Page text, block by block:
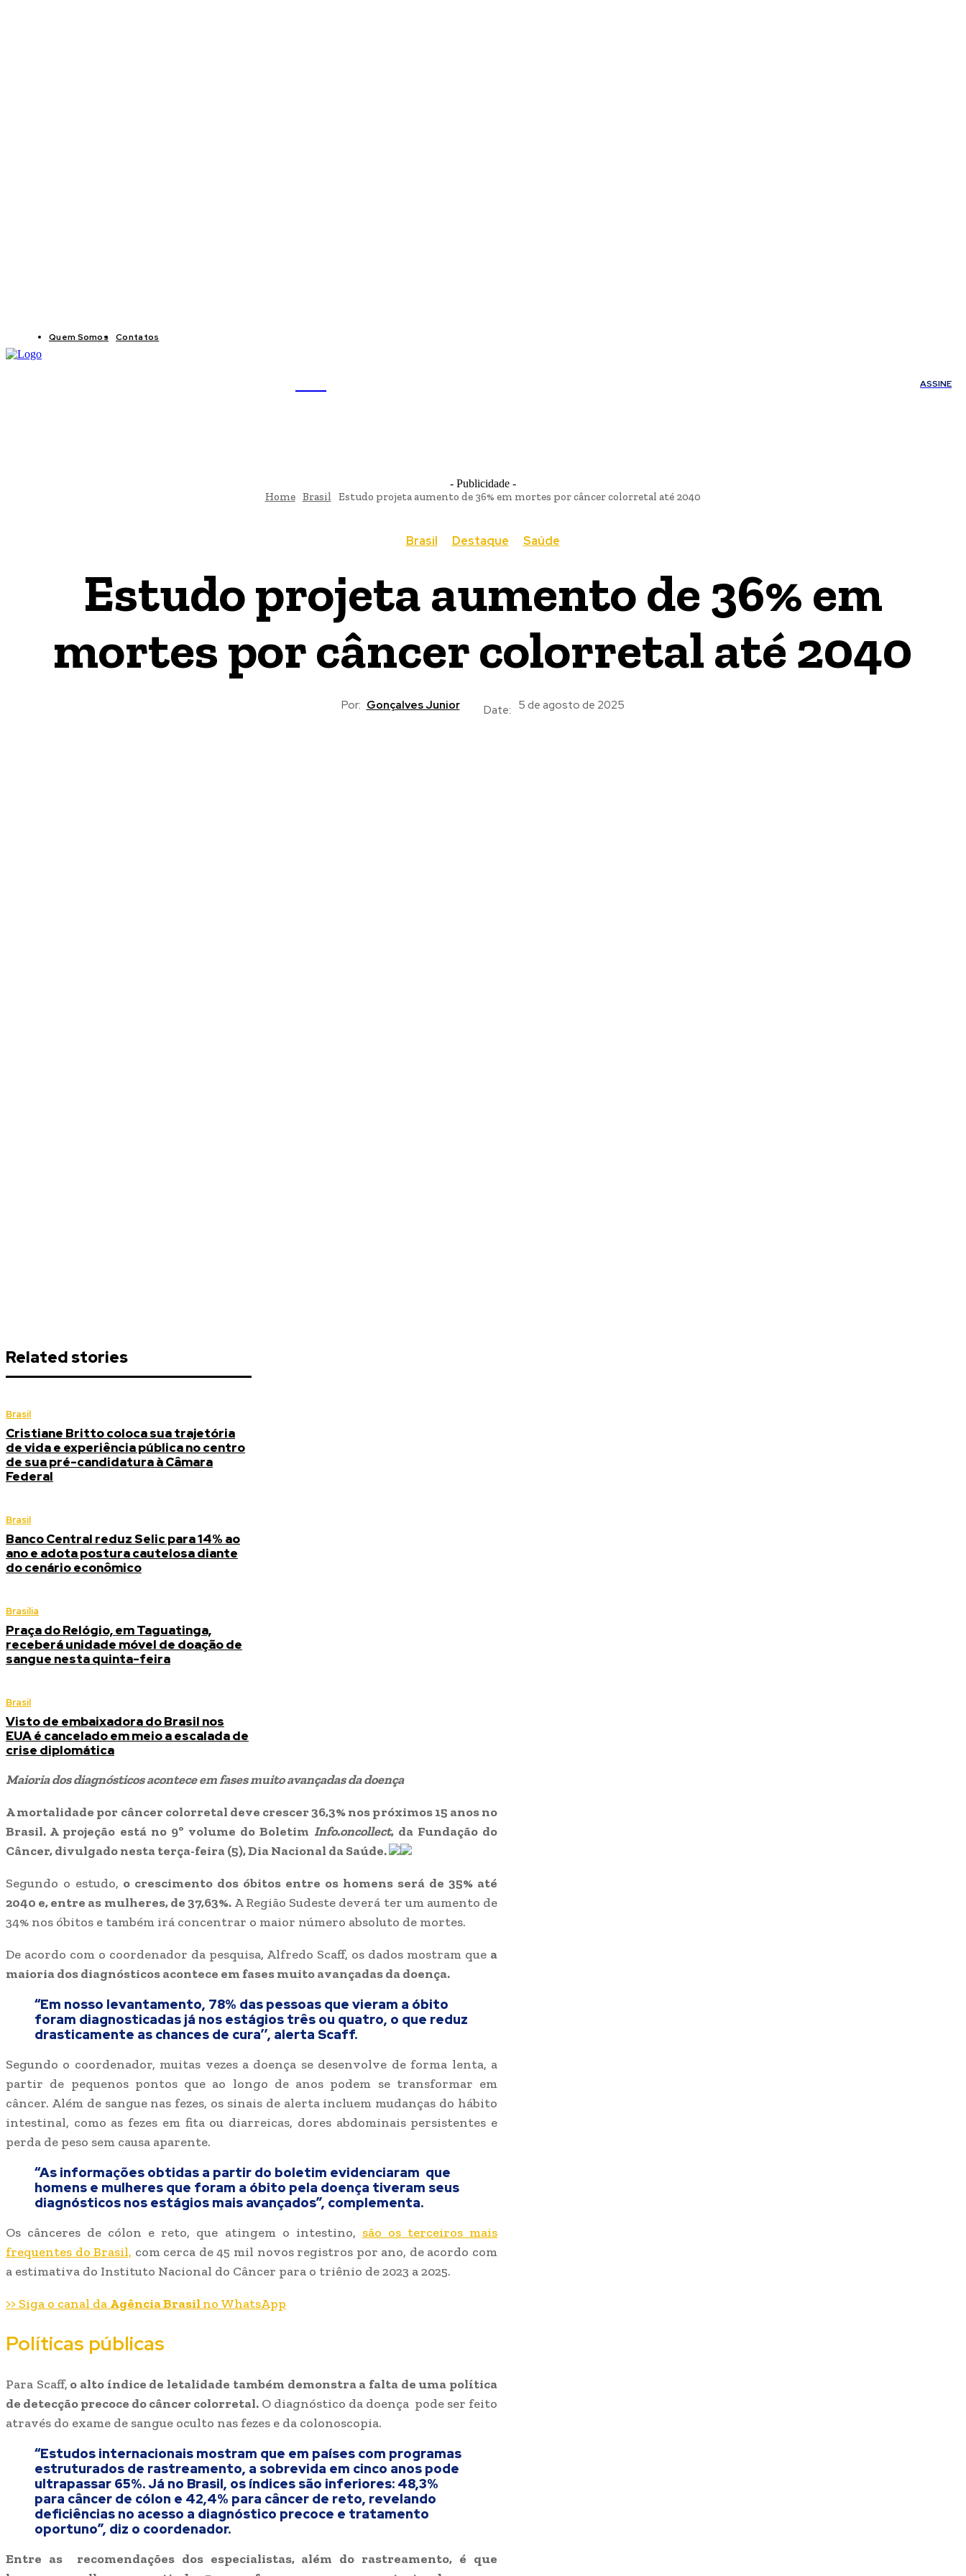
Quem Somos Contatos
ASSINE
- Publicidade -
Home Brasil Estudo projeta aumento de 36% em mortes por câncer colorretal até 2040
Brasil Destaque Saúde
Estudo projeta aumento de 36% em
mortes por câncer colorretal até 2040
Por: Gonçalves Junior Date: 5 de agosto de 2025
Related stories
Brasil
Cristiane Britto coloca sua trajetória
de vida e experiência pública no centro
de sua pré-candidatura à Câmara
Federal
Brasil
Banco Central reduz Selic para 14% ao
ano e adota postura cautelosa diante
do cenário econômico
Brasília
Praça do Relógio, em Taguatinga,
receberá unidade móvel de doação de
sangue nesta quinta-feira
Brasil
Visto de embaixadora do Brasil nos
EUA é cancelado em meio a escalada de
crise diplomática
Maioria dos diagnósticos acontece em fases muito avançadas da doença
A mortalidade por câncer colorretal deve crescer 36,3% nos próximos 15 anos no
Brasil. A projeção está no 9º volume do Boletim Info.oncollect, da Fundação do
Câncer, divulgado nesta terça-feira (5), Dia Nacional da Saúde.
Segundo o estudo, o crescimento dos óbitos entre os homens será de 35% até
2040 e, entre as mulheres, de 37,63%.A Região Sudeste deverá ter um aumento de
34% nos óbitos e também irá concentrar o maior número absoluto de mortes.
De acordo com o coordenador da pesquisa, Alfredo Scaff, os dados mostram que a
maioria dos diagnósticos acontece em fases muito avançadas da doença.
“Em nosso levantamento, 78% das pessoas que vieram a óbito
foram diagnosticadas já nos estágios três ou quatro, o que reduz
drasticamente as chances de cura’’, alerta Scaff.
Segundo o coordenador, muitas vezes a doença se desenvolve de forma lenta, a
partir de pequenos pontos que ao longo de anos podem se transformar em
câncer. Além de sangue nas fezes, os sinais de alerta incluem mudanças do hábito
intestinal, como as fezes em fita ou diarreicas, dores abdominais persistentes e
perda de peso sem causa aparente.
“As informações obtidas a partir do boletim evidenciaram que
homens e mulheres que foram a óbito pela doença tiveram seus
diagnósticos nos estágios mais avançados”, complementa.
Os cânceres de cólon e reto, que atingem o intestino, são os terceiros mais
frequentes do Brasil, com cerca de 45 mil novos registros por ano, de acordo com
a estimativa do Instituto Nacional do Câncer para o triênio de 2023 a 2025.
>> Siga o canal da Agência Brasil no WhatsApp
Políticas públicas
Para Scaff, o alto índice de letalidade também demonstra a falta de uma política
de detecção precoce do câncer colorretal. O diagnóstico da doença pode ser feito
através do exame de sangue oculto nas fezes e da colonoscopia.
“Estudos internacionais mostram que em países com programas
estruturados de rastreamento, a sobrevida em cinco anos pode
ultrapassar 65%. Já no Brasil, os índices são inferiores: 48,3%
para câncer de cólon e 42,4% para câncer de reto, revelando
deficiências no acesso a diagnóstico precoce e tratamento
oportuno”, diz o coordenador.
Entre as recomendações dos especialistas, além do rastreamento, é que